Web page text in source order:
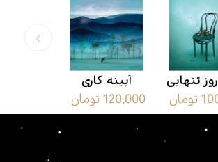
آیینه کاری
سکوت
120,000 تومان